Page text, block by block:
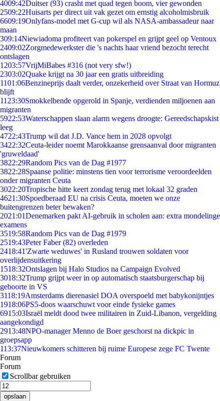
4009:42Duitser (93) crasht met quad tegen boom, vier gewonden
2509:22Huisarts per direct uit vak gezet om ernstig alcoholmisbruik
6609:19Onlyfans-model met G-cup wil als NASA-ambassadeur naar
maan
309:14Niewiadoma profiteert van pokerspel en grijpt geel op Ventoux
2409:02Zorgmedewerkster die 's nachts haar vriend bezocht terecht
ontslagen
1203:57VrijMiBabes #316 (not very sfw!)
2303:02Quake krijgt na 30 jaar een gratis uitbreiding
1101:06Benzineprijs daalt verder, onzekerheid over Straat van Hormuz
blijft
11 23:30Smokkelbende opgerold in Spanje, verdienden miljoenen aan
migranten
5922:53Waterschappen slaan alarm wegens droogte: Gereedschapskist
leeg
4722:43Trump wil dat J.D. Vance hem in 2028 opvolgt
3422:32Ceuta-leider noemt Marokkaanse grensaanval door migranten
'gruweldaad'
3822:29Random Pics van de Dag #1977
3822:28Spaanse politie: minstens tien voor terrorisme veroordeelden
onder migranten Ceuta
3022:20Tropische hitte keert zondag terug met lokaal 32 graden
4621:30Spoedberaad EU na crisis Ceuta, moeten we onze
buitengrenzen beter bewaken?
2021:01Denemarken pakt AI-gebruik in scholen aan: extra mondelinge
examens
3519:58Random Pics van de Dag #1979
2519:43Peter Faber (82) overleden
2418:41'Zwarte weduwes' in Rusland trouwen soldaten voor
overlijdensuitkering
1518:32Ontslagen bij Halo Studios na Campaign Evolved
3018:32Trump grijpt weer in op automatisch staatsburgerschap bij
geboorte in VS
3118:19Amsterdams dierenasiel DOA overspoeld met babykonijntjes
1918:06PS5-doos waarschuwt voor einde fysieke games
6915:03Israël meldt dood twee militairen in Zuid-Libanon, vergelding
aangekondigd
2913:48NPO-manager Menno de Boer geschorst na dickpic in
groepsapp
113:37Nieuwkomers schitteren bij ruime Europese zege FC Twente
Forum
Forum
Scrollbar gebruiken
opslaan